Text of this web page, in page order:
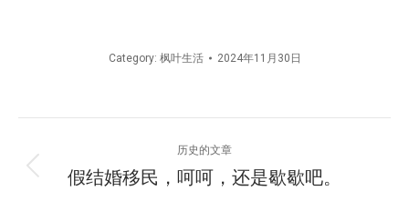
Category: 枫叶生活 2024年11月30日
章
历史的文章
历
假结婚移民，呵呵，还是歇歇吧。